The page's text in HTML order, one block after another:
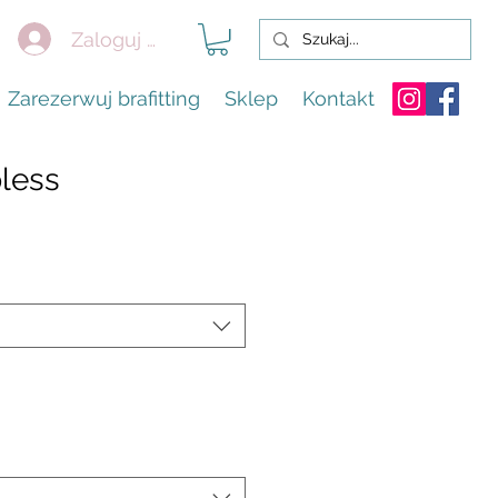
Zaloguj się
Zarezerwuj brafitting Sklep Kontakt